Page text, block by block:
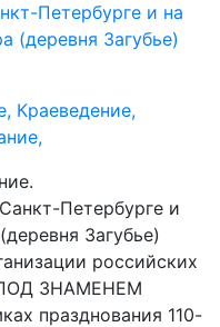
Петербурге и на
(деревня Загубье)
Краеведение,
Петербурге и
Загубье)
российских
ЗНАМЕНЕМ
празднования 110-